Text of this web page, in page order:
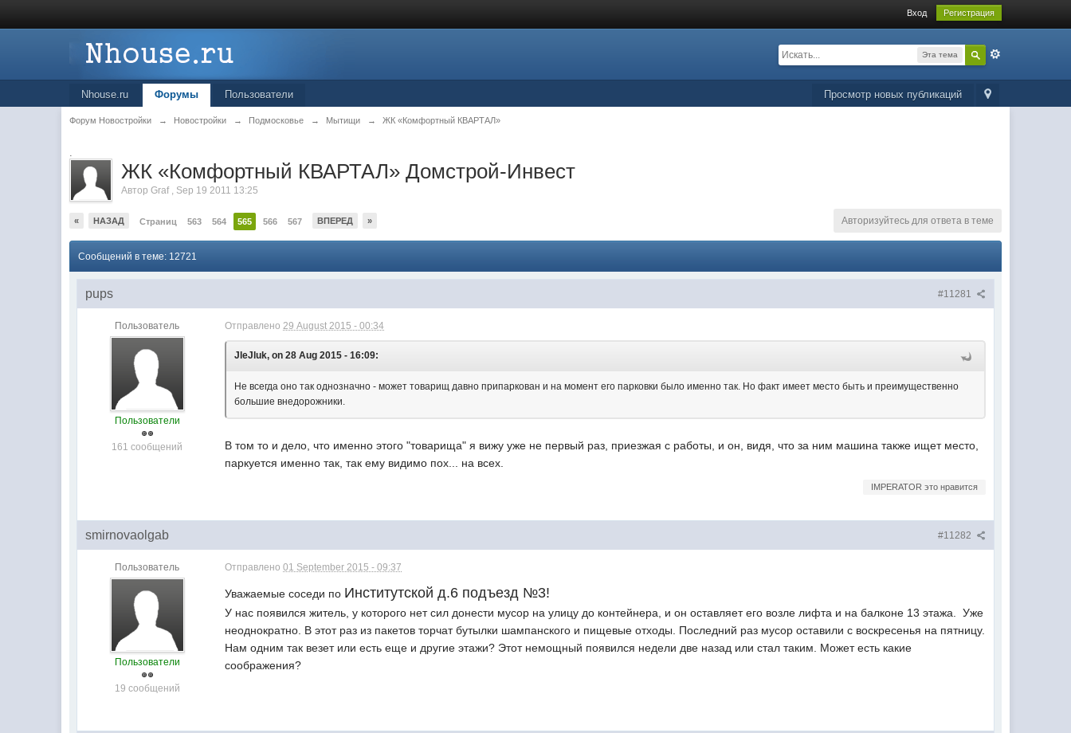
Вход Регистрация
Эта тема
Просмотр новых публикаций
Nhouse.ru Форумы Пользователи
Форум Новостройки → Новостройки → Подмосковье → Мытищи → ЖК «Комфортный КВАРТАЛ»
.
ЖК «Комфортный КВАРТАЛ» Домстрой-Инвест
АвторGraf , Sep 19 2011 13:25
« НАЗАД Страниц 563 564 565 566 567 ВПЕРЕД » Авторизуйтесь для ответа в теме
Сообщений в теме: 12721
#11281
pups
Пользователь
Пользователи
161 сообщений
Отправлено29 August 2015 - 00:34
JleJluk, on 28 Aug 2015 - 16:09:
Не всегда оно так однозначно - может товарищ давно припаркован и на момент его парковки было именно так. Но факт имеет место быть и преимущественно
большие внедорожники.
В том то и дело, что именно этого "товарища" я вижу уже не первый раз, приезжая с работы, и он, видя, что за ним машина также ищет место,
паркуется именно так, так ему видимо пох... на всех.
IMPERATOR это нравится
#11282
smirnovaolgab
Пользователь
Пользователи
19 сообщений
Отправлено01 September 2015 - 09:37
Уважаемые соседи по Институтской д.6 подъезд №3!
У нас появился житель, у которого нет сил донести мусор на улицу до контейнера, и он оставляет его возле лифта и на балконе 13 этажа. Уже
неоднократно. В этот раз из пакетов торчат бутылки шампанского и пищевые отходы. Последний раз мусор оставили с воскресенья на пятницу.
Нам одним так везет или есть еще и другие этажи? Этот немощный появился недели две назад или стал таким. Может есть какие
соображения?